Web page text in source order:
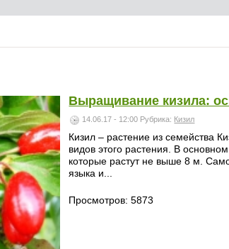
Выращивание кизила:
14.06.17 - 12:00 Рубрика: Кизил
Кизил – растение из семейства
видов этого растения. В
которые растут не выше 8 м.
языка и...
Просмотров: 5873